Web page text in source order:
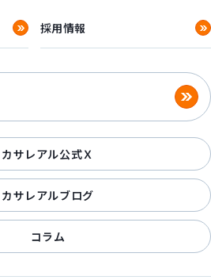
採用情報
カサレアル公式Ｘ
カサレアルブログ
コラム